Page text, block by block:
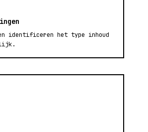
identificeren het type inhoud